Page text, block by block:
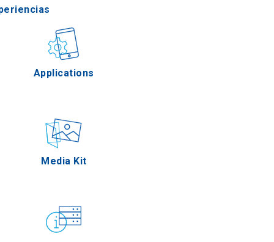
Applications
Media Kit